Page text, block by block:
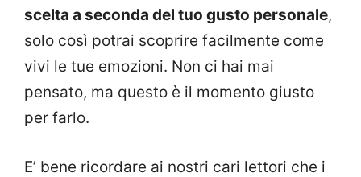
scelta a seconda del tuo gusto personale,
solo così potrai scoprire facilmente come
vivi le tue emozioni. Non ci hai mai
pensato, ma questo è il momento giusto
per farlo.
E’ bene ricordare ai nostri cari lettori che i